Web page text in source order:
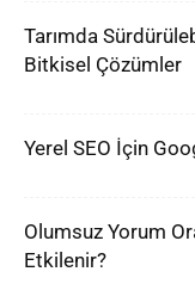
Tarımda
Bitkisel Çözümler
Yerel SEO İçin
Olumsuz Yorum
Etkilenir?